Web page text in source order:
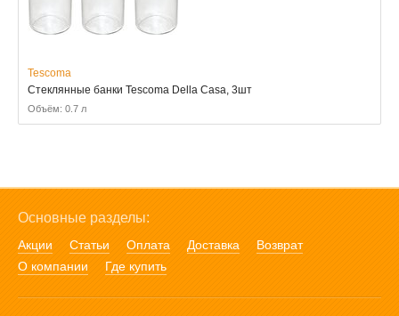
Tescoma
Стеклянные банки Tescoma Della Casa, 3шт
Объём: 0.7 л
Основные разделы:
Акции Статьи Оплата Доставка
Возврат
О компании
Где купить